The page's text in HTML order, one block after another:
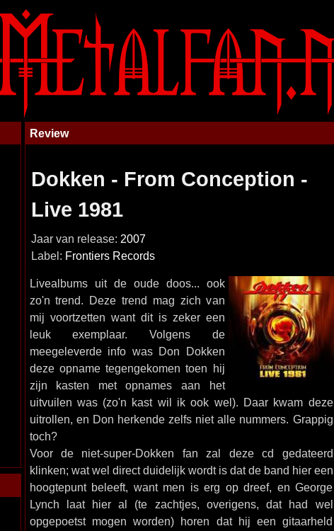
Review
Dokken - From Conception -
Live 1981
Jaar van release: 2007
Label: Frontiers Records
Livealbums uit de oude doos... ook
zo'n trend. Deze trend mag zich van
mij voortzetten want dit is zeker een
leuk exemplaar. Volgens de
meegeleverde info was Don Dokken
deze opname tegengekomen toen hij
zijn kasten met opnames aan het
uitvuilen was (zo'n kast wil ik ook wel). Daar kwam deze
uitrollen, en Don herkende zelfs niet alle nummers. Grappig
toch?
Voor de niet-super-Dokken fan zal deze cd gedateerd
klinken; wat wel direct duidelijk wordt is dat de band hier een
hoogtepunt beleeft, want men is erg op dreef, en George
Lynch laat hier al (te zachtjes, overigens, dat had wel
opgepoetst mogen worden) horen dat hij een gitaarheld